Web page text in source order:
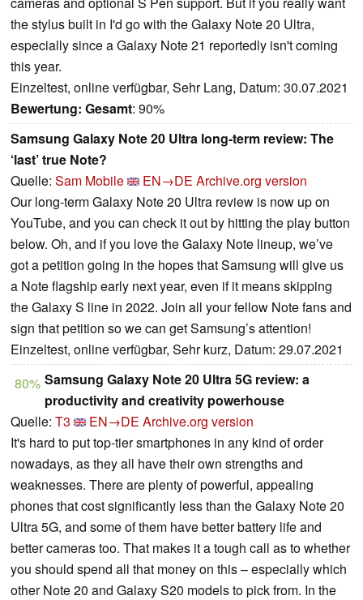
the stylus built in I'd go with the Galaxy Note 20 Ultra,
especially since a Galaxy Note 21 reportedly isn't coming
this year.
Einzeltest, online verfügbar, Sehr Lang, Datum: 30.07.2021
Bewertung: Gesamt: 90%
Samsung Galaxy Note 20 Ultra long-term review: The
‘last’ true Note?
Quelle: Sam Mobile EN→DE Archive.org version
Our long-term Galaxy Note 20 Ultra review is now up on
YouTube, and you can check it out by hitting the play button
below. Oh, and if you love the Galaxy Note lineup, we’ve
got a petition going in the hopes that Samsung will give us
a Note flagship early next year, even if it means skipping
the Galaxy S line in 2022. Join all your fellow Note fans and
sign that petition so we can get Samsung’s attention!
Einzeltest, online verfügbar, Sehr kurz, Datum: 29.07.2021
80% Samsung Galaxy Note 20 Ultra 5G review: a
productivity and creativity powerhouse
Quelle: T3 EN→DE Archive.org version
It's hard to put top-tier smartphones in any kind of order
nowadays, as they all have their own strengths and
weaknesses. There are plenty of powerful, appealing
phones that cost significantly less than the Galaxy Note 20
Ultra 5G, and some of them have better battery life and
better cameras too. That makes it a tough call as to whether
you should spend all that money on this – especially which
other Note 20 and Galaxy S20 models to pick from. In the